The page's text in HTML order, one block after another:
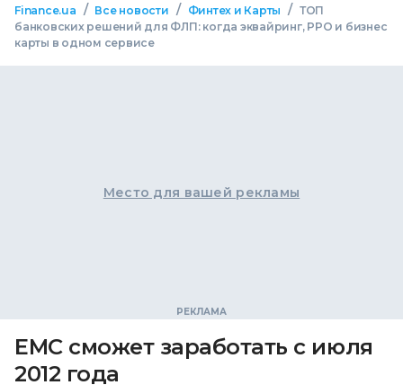
Finance.ua / Все новости / Финтех и Карты / ТОП
банковских решений для ФЛП: когда эквайринг, РРО и бизнес
карты в одном сервисе
Место для вашей рекламы
ЕМС сможет заработать с июля
2012 года